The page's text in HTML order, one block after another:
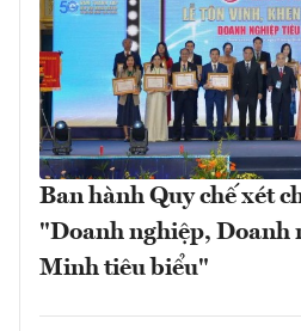
Ban hành Quy chế xét
"Doanh nghiệp, Doanh
Minh tiêu biểu"